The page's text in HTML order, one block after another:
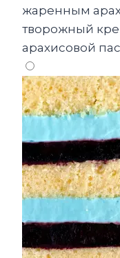
жаренным
творожный
арахисовой